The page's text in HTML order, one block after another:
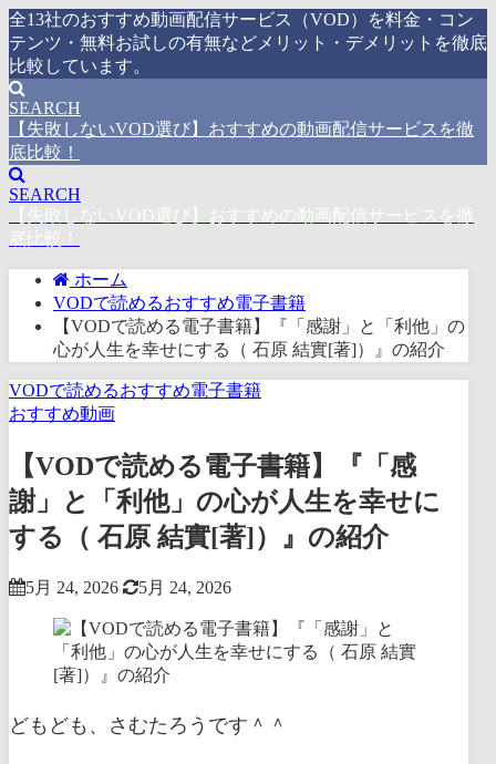
全13社のおすすめ動画配信サービス（VOD）を料金・コン
テンツ・無料お試しの有無などメリット・デメリットを徹底
比較しています。
SEARCH
【失敗しないVOD選び】おすすめの動画配信サービスを徹
底比較！
SEARCH
【失敗しないVOD選び】おすすめの動画配信サービスを徹
底比較！
ホーム
VODで読めるおすすめ電子書籍
【VODで読める電子書籍】『「感謝」と「利他」の
心が人生を幸せにする（ 石原 結實[著]）』の紹介
VODで読めるおすすめ電子書籍
おすすめ動画
【VODで読める電子書籍】『「感
謝」と「利他」の心が人生を幸せに
する（ 石原 結實[著]）』の紹介
5月 24, 2026 5月 24, 2026
どもども、さむたろうです＾＾